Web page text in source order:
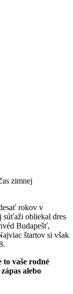
zimnej
rokov v
súťaži obliekal dres
Budapešť,
štartov si však
vaše rodné
alebo